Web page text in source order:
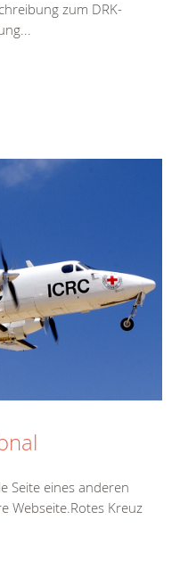
zum DRK-
Seite eines anderen
Webseite.Rotes Kreuz